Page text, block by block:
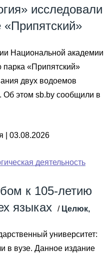
исследовали
«Припятский»
Национальной академии
парка «Припятский»
двух водоемов
этом sb.by сообщили в
| 03.08.2026
деятельность
к 105-летию
языках
/ Целюк,
университет:
в вузе. Данное издание